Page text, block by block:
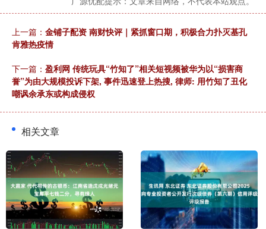
上一篇： 金铺子配资 南财快评｜紧抓窗口期，积极合力扑灭基孔
肯雅热疫情
下一篇： 盈利网 传统玩具“竹知了”相关短视频被华为以“损害商
誉”为由大规模投诉下架, 事件迅速登上热搜, 律师: 用竹知了丑化
嘲讽余承东或构成侵权
相关文章